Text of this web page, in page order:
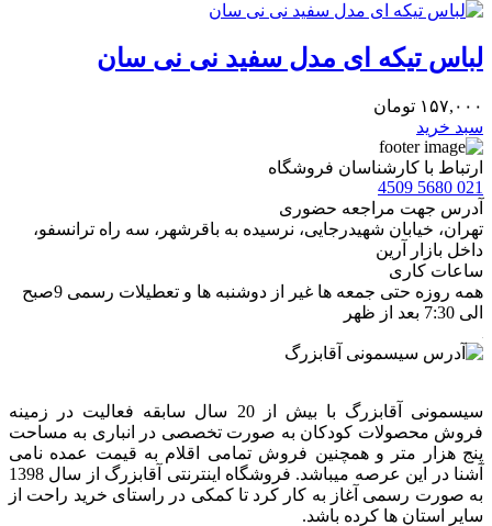
لباس تیکه ای مدل سفید نی نی سان
۱۵۷,۰۰۰ تومان
سبد خرید
ارتباط با کارشناسان فروشگاه
021 5680 4509
آدرس جهت مراجعه حضوری
تهران، خيابان شهيدرجايى، نرسیده به باقرشهر، سه راه ترانسفو،
داخل بازار آرین
ساعات کاری
همه روزه حتی جمعه ها غیر از دوشنبه ها و تعطیلات رسمی 9صبح
الی 7:30 بعد از ظهر
سیسمونی آقابزرگ با بیش از 20 سال سابقه فعالیت در زمینه
فروش محصولات کودکان به صورت تخصصی در انباری به مساحت
پنج هزار متر و همچنین فروش تمامی اقلام به قیمت عمده نامی
آشنا در این عرصه میباشد. فروشگاه اینترنتی آقابزرگ از سال 1398
به صورت رسمی آغاز به کار کرد تا کمکی در راستای خرید راحت از
سایر استان ها کرده باشد.